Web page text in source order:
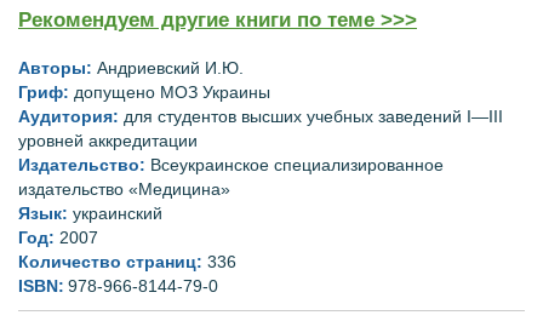
Рекомендуем другие книги по теме >>>
Авторы: Андриевский И.Ю.
Гриф: допущено МОЗ Украины
Аудитория: для студентов высших учебных заведений I—ІІІ
уровней аккредитации
Издательство: Всеукраинское специализированное
издательство «Медицина»
Язык: украинский
Год: 2007
Количество страниц: 336
ISBN: 978-966-8144-79-0